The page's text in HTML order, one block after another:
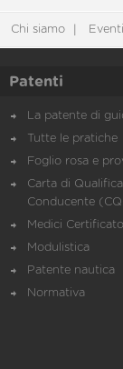
Chi siamo Eventi
Patenti
La patente di
Tutte le pratiche
Foglio rosa e
Carta di
Conducente
Medici
Modulistica
Patente nautica
Normativa